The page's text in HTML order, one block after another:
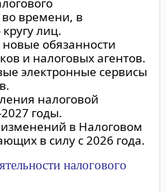
во времени, в
лиц.
новые обязанности
и налоговых агентов.
электронные сервисы
налоговой
годы.
в Налоговом
в силу с 2026 года.
налогового